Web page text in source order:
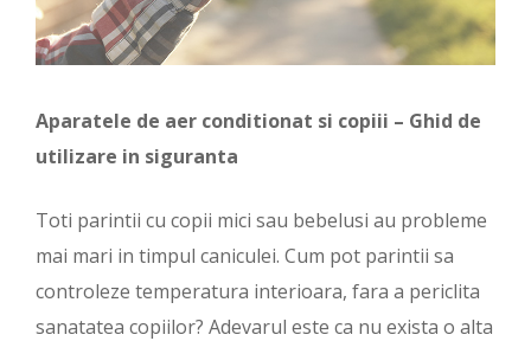
Aparatele de aer conditionat si copiii – Ghid de
utilizare in siguranta
Toti parintii cu copii mici sau bebelusi au probleme
mai mari in timpul caniculei. Cum pot parintii sa
controleze temperatura interioara, fara a periclita
sanatatea copiilor? Adevarul este ca nu exista o alta